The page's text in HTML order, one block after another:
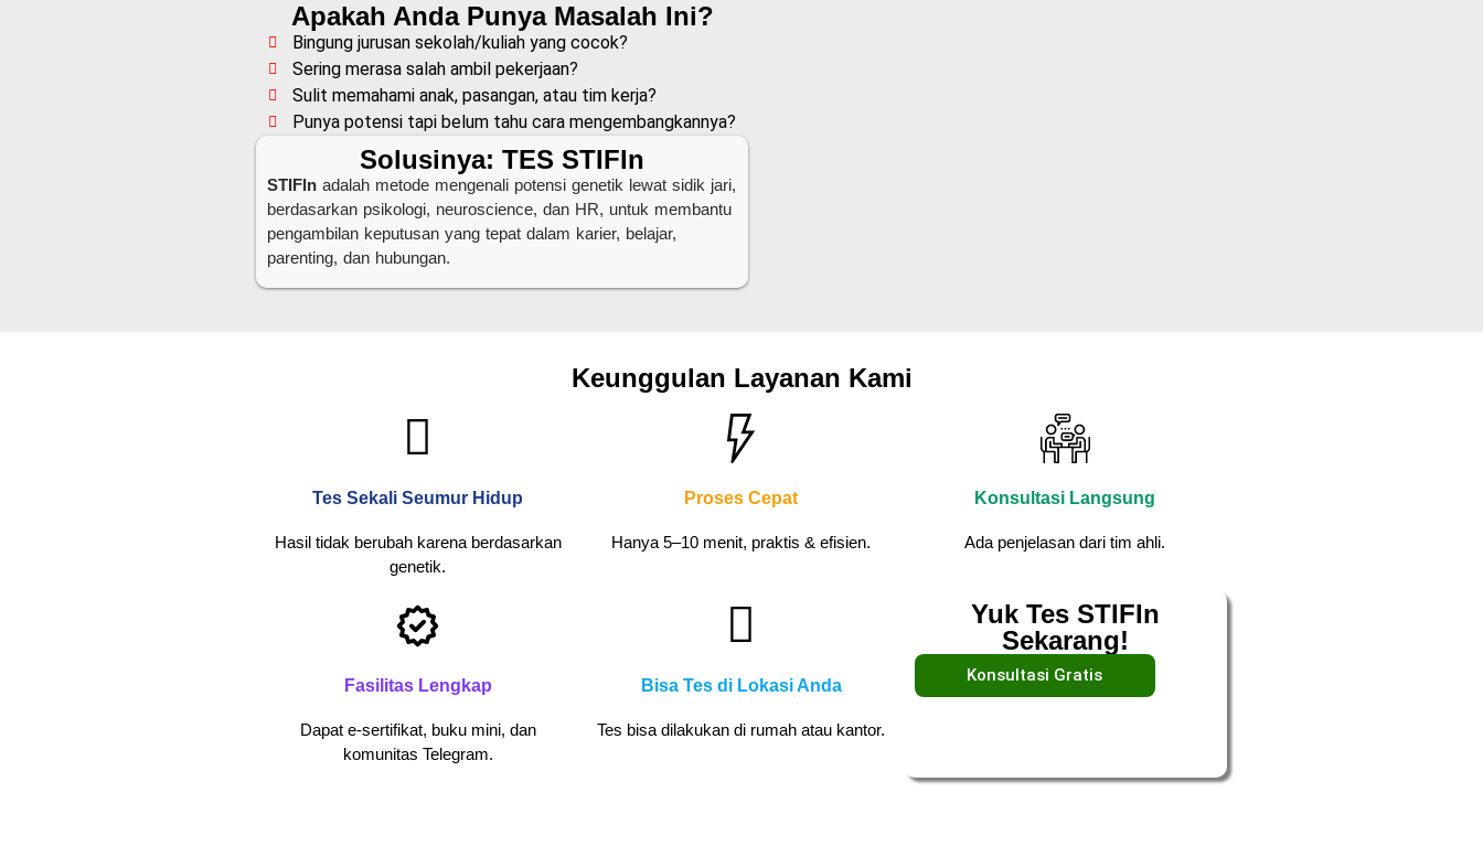
Apakah Anda Punya Masalah Ini?
Bingung jurusan sekolah/kuliah yang cocok?
Sering merasa salah ambil pekerjaan?
Sulit memahami anak, pasangan, atau tim kerja?
Punya potensi tapi belum tahu cara mengembangkannya?
Solusinya: TES STIFIn
STIFIn adalah metode mengenali potensi genetik lewat sidik jari,
berdasarkan psikologi, neuroscience, dan HR, untuk membantu
pengambilan keputusan yang tepat dalam karier, belajar,
parenting, dan hubungan.
Keunggulan Layanan Kami
Tes Sekali Seumur Hidup
Hasil tidak berubah karena berdasarkan
genetik.
Proses Cepat
Hanya 5–10 menit, praktis & efisien.
Konsultasi Langsung
Ada penjelasan dari tim ahli.
Fasilitas Lengkap
Dapat e-sertifikat, buku mini, dan
komunitas Telegram.
Bisa Tes di Lokasi Anda
Tes bisa dilakukan di rumah atau kantor.
Yuk Tes STIFIn
Sekarang!
Konsultasi Gratis